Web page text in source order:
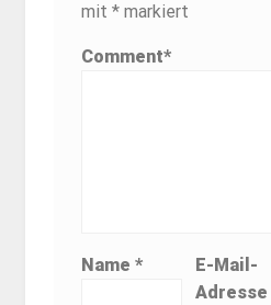
mit* markiert
Comment*
Name*
E-Mail-
Adresse